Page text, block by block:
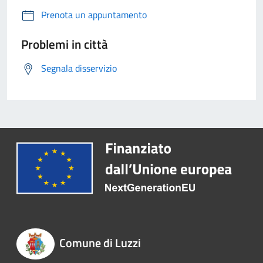
Prenota un appuntamento
Problemi in città
Segnala disservizio
Comune di Luzzi